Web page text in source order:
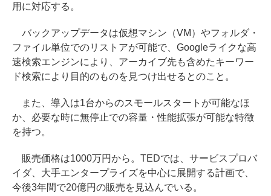
用に対応する。
バックアップデータは仮想マシン（VM）やフォルダ・
ファイル単位でのリストアが可能で、Googleライクな高
速検索エンジンにより、アーカイブ先も含めたキーワー
ド検索により目的のものを見つけ出せるとのこと。
また、導入は1台からのスモールスタートが可能なほ
か、必要な時に無停止での容量・性能拡張が可能な特徴
を持つ。
販売価格は1000万円から。TEDでは、サービスプロバ
イダ、大手エンタープライズを中心に展開する計画で、
今後3年間で20億円の販売を見込んでいる。